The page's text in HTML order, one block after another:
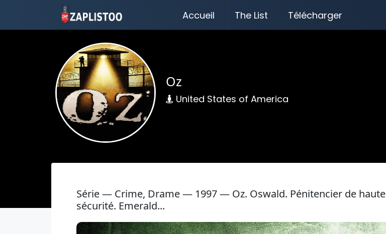
Accueil The List Télécharger
Oz
United States of America
Série — Crime, Drame — 1997 — Oz. Oswald. Pénitencier de haute
sécurité. Emerald...